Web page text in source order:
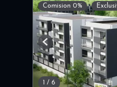
Comision 0%
1 / 6
Previous